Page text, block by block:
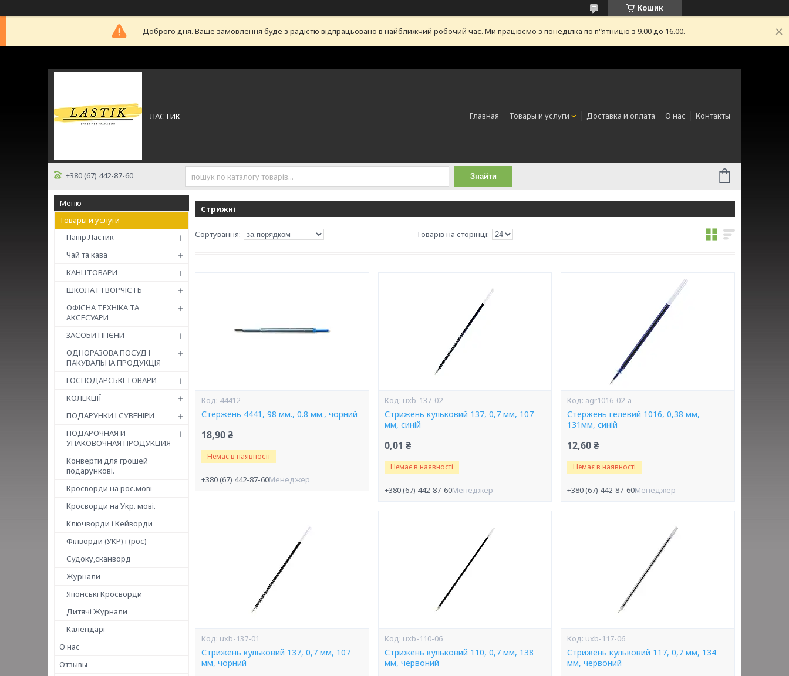
Кошик
Доброго дня. Ваше замовлення буде з радістю відпрацьовано в найближчий робочий час. Ми працюємо з понеділка по п"ятницю з 9.00 до 16.00.
ЛАСТИК Главная Товары и услуги Доставка и оплата О нас Контакты
+380 (67) 442-87-60 Знайти
Товары и услуги
Папір Ластик
Чай та кава
КАНЦТОВАРИ
ШКОЛА І ТВОРЧІСТЬ
ОФІСНА ТЕХНІКА ТА
АКСЕСУАРИ
ЗАСОБИ ГІГІЄНИ
ОДНОРАЗОВА ПОСУД І
ПАКУВАЛЬНА ПРОДУКЦІЯ
ГОСПОДАРСЬКІ ТОВАРИ
КОЛЕКЦІЇ
ПОДАРУНКИ І СУВЕНІРИ
ПОДАРОЧНАЯ И
УПАКОВОЧНАЯ ПРОДУКЦИЯ
Конверти для грошей
подарункові.
Кросворди на рос.мові
Кросворди на Укр. мові.
Ключворди і Кейворди
Філворди (УКР) і (рос)
Судоку,сканворд
Журнали
Японські Кросворди
Дитячі Журнали
Календарі
О нас
Отзывы
Стрижні
44412
Стержень 4441, 98 мм., 0.8 мм., чорний
18,90 ₴
Немає в наявності
+380 (67) 442-87-60Менеджер
uxb-137-02
Стрижень кульковий 137, 0,7 мм, 107
мм, синій
0,01 ₴
Немає в наявності
+380 (67) 442-87-60Менеджер
agr1016-02-a
Стержень гелевий 1016, 0,38 мм,
131мм, синій
12,60 ₴
Немає в наявності
+380 (67) 442-87-60Менеджер
uxb-137-01
Стрижень кульковий 137, 0,7 мм, 107
мм, чорний
uxb-110-06
Стрижень кульковий 110, 0,7 мм, 138
мм, червоний
uxb-117-06
Стрижень кульковий 117, 0,7 мм, 134
мм, червоний